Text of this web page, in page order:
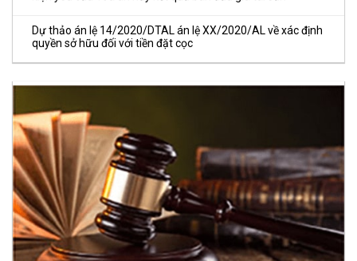
Dự thảo án lệ 14/2020/DTAL án lệ XX/2020/AL về xác định
quyền sở hữu đối với tiền đặt cọc